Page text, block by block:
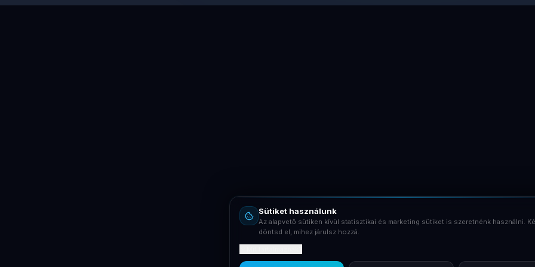
Sütiket használunk
Az alapvető sütiken kívül statisztikai és marketing sütiket is szeretnénk használni.
döntsd el, mihez járulsz hozzá.